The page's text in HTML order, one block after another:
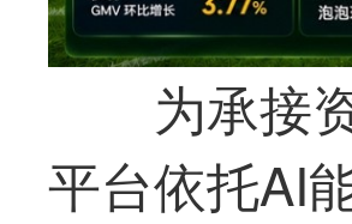
为承接
平台依托AI